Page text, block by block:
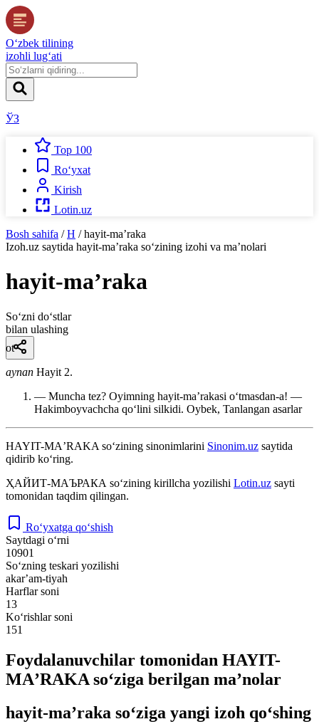
O‘zbek tilining
izohli lug‘ati
ЎЗ
Top 100
Ro‘yxat
Kirish
Lotin.uz
Bosh sahifa / H / hayit-maʼraka
Izoh.uz saytida hayit-maʼraka so‘zining izohi va ma’nolari
hayit-maʼraka
So‘zni do‘stlar
bilan ulashing
ot
aynan Hayit 2.
— Muncha tez? Oyimning hayit-maʼrakasi oʻtmasdan-a! —
Hakimboyvachcha qoʻlini silkidi. Oybek, Tanlangan asarlar
HAYIT-MAʼRAKA so‘zining sinonimlarini Sinonim.uz saytida
qidirib ko‘ring.
ҲАЙИТ-МАЪРАКА so‘zining kirillcha yozilishi Lotin.uz sayti
tomonidan taqdim qilingan.
Ro‘yxatga qo‘shish
Saytdagi o‘rni
10901
So‘zning teskari yozilishi
akarʼam-tiyah
Harflar soni
13
Ko‘rishlar soni
151
Foydalanuvchilar tomonidan HAYIT-
MAʼRAKA so‘ziga berilgan ma’nolar
hayit-maʼraka so‘ziga yangi izoh qo‘shing